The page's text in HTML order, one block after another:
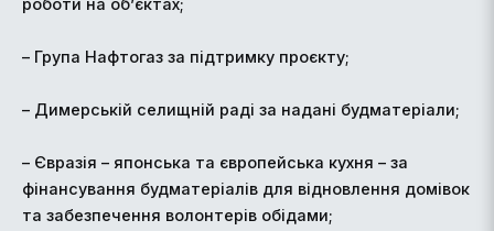
роботи на об’єктах;
– Група Нафтогаз за підтримку проєкту;
– Димерській селищній раді за надані будматеріали;
– Євразія – японська та європейська кухня – за
фінансування будматеріалів для відновлення домівок
та забезпечення волонтерів обідами;